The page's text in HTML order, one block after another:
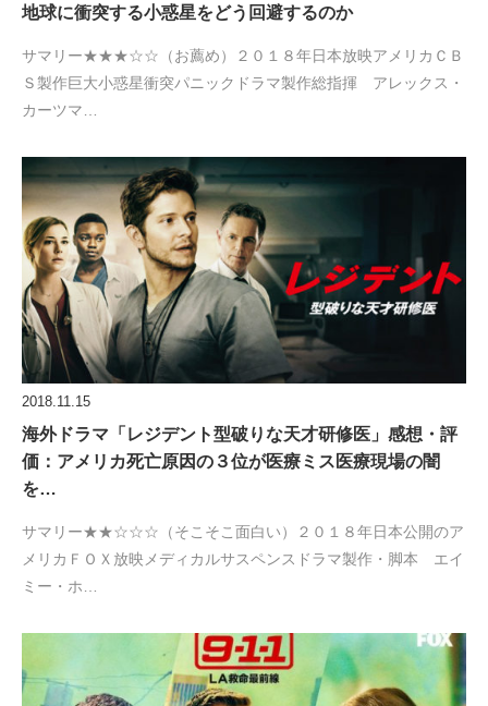
地球に衝突する小惑星をどう回避するのか
サマリー★★★☆☆（お薦め）２０１８年日本放映アメリカＣＢ
Ｓ製作巨大小惑星衝突パニックドラマ製作総指揮 アレックス・
カーツマ…
2018.11.15
海外ドラマ「レジデント型破りな天才研修医」感想・評
価：アメリカ死亡原因の３位が医療ミス医療現場の闇
を…
サマリー★★☆☆☆（そこそこ面白い）２０１８年日本公開のア
メリカＦＯＸ放映メディカルサスペンスドラマ製作・脚本 エイ
ミー・ホ…